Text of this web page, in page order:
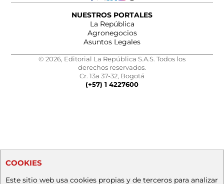
NUESTROS PORTALES
La República
Agronegocios
Asuntos Legales
© 2026, Editorial La República S.A.S. Todos los
derechos reservados.
Cr. 13a 37-32, Bogotá
(+57) 1 4227600
COOKIES
Este sitio web usa cookies propias y de terceros para analizar